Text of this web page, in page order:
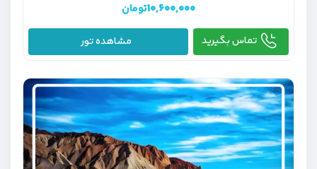
۱۰,۶۰۰,۰۰۰تومان
تماس بگیرید مشاهده تور